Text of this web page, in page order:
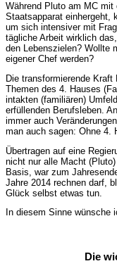
Während Pluto am MC mit
Staatsapparat einhergeht,
um sich intensiver mit
tägliche Arbeit wirklich
den Lebenszielen? Wollte
eigener Chef werden?
Die transformierende
Themen des 4. Hauses
intakten (familiären)
erfüllenden Berufsleben.
immer auch
man auch sagen: Ohne 4.
Übertragen auf eine
nicht nur alle Macht
Basis, war zum
Jahre 2014 rechnen darf,
Glück selbst etwas tun.
In diesem Sinne wünsche
Die